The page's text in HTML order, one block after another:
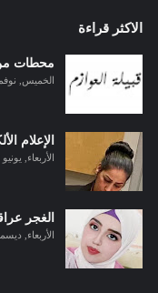
الاكثر قراءة
محطات من
الخميس, نوفمبر 11,
الإعلام
الأربعاء, يونيو 30, 2021
الغجر
الأربعاء, ديسمبر 21,